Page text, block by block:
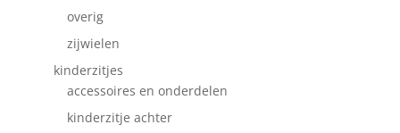
overig
zijwielen
kinderzitjes
accessoires en onderdelen
kinderzitje achter